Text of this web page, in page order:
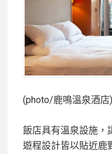
(photo/鹿鳴溫泉酒店)
飯店具有溫泉設施，
遊程設計皆以貼近鹿